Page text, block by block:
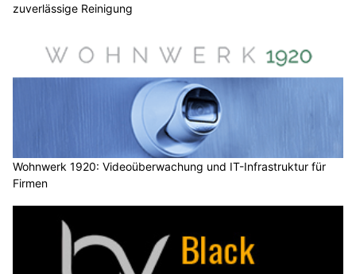
zuverlässige Reinigung
Wohnwerk 1920: Videoüberwachung und IT-Infrastruktur für
Firmen